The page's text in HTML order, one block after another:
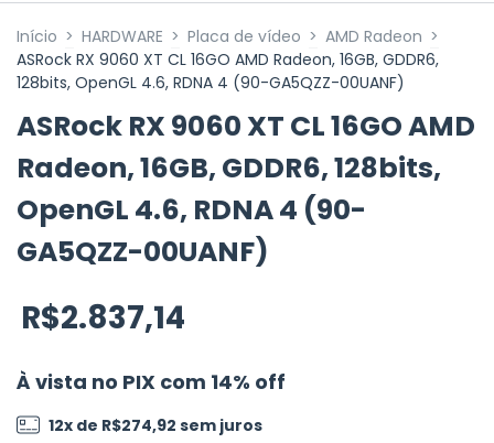
Início > HARDWARE > Placa de vídeo > AMD Radeon >
ASRock RX 9060 XT CL 16GO AMD Radeon, 16GB, GDDR6,
128bits, OpenGL 4.6, RDNA 4 (90-GA5QZZ-00UANF)
ASRock RX 9060 XT CL 16GO AMD
Radeon, 16GB, GDDR6, 128bits,
OpenGL 4.6, RDNA 4 (90-
GA5QZZ-00UANF)
R$2.837,14
À vista no PIX com 14% off
12x de R$274,92 sem juros